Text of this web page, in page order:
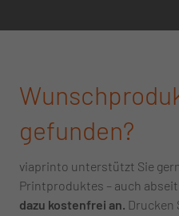
gefunden?
viaprinto unterstützt Sie
Printproduktes – auch
dazu kostenfrei an. Drucken